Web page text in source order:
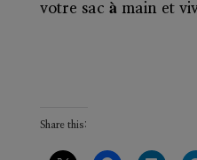
votre sac à main et
Share this: